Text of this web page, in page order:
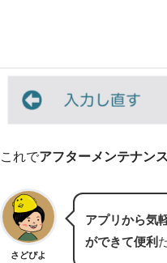
これでアフターメンテナン
さどぴよ
アプリから気
ができて便利